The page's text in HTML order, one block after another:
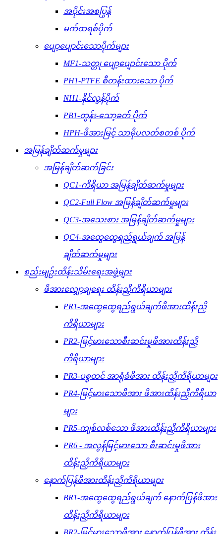
အပိုင်းအစပြွန်
မက်ထရစ်ပိုက်
ပျော့ပျောင်းသောပိုက်များ
MF1-သတ္တု ပျော့ပျောင်းသော ပိုက်
PH1-PTFE စီတန်းထားသော ပိုက်
NH1-နိုင်လွန်ပိုက်
PB1-တွန်း-သော့ခတ် ပိုက်
HPH-ဖိအားမြင့် သာမိုပလတ်စတစ် ပိုက်
အမြန်ချိတ်ဆက်မှုများ
အမြန်ချိတ်ဆက်ခြင်း
QC1-ကိရိယာ အမြန်ချိတ်ဆက်မှုများ
QC2-Full Flow အမြန်ချိတ်ဆက်မှုများ
QC3-အသေးစား အမြန်ချိတ်ဆက်မှုများ
QC4-အထွေထွေရည်ရွယ်ချက် အမြန်
ချိတ်ဆက်မှုများ
စည်းမျဉ်းထိန်းသိမ်းရေးအဖွဲ့များ
ဖိအားလျှော့ချရေး ထိန်းညှိကိရိယာများ
PR1-အထွေထွေရည်ရွယ်ချက်ဖိအားထိန်းညှိ
ကိရိယာများ
PR2-မြင့်မားသောစီးဆင်းမှုဖိအားထိန်းညှိ
ကိရိယာများ
PR3-ပစ္စတင် အာရုံခံဖိအား ထိန်းညှိကိရိယာများ
PR4-မြင့်မားသောဖိအား ဖိအားထိန်းညှိကိရိယာ
များ
PR5-ကျစ်လစ်သော ဖိအားထိန်းညှိကိရိယာများ
PR6 - အလွန်မြင့်မားသော စီးဆင်းမှုဖိအား
ထိန်းညှိကိရိယာများ
နောက်ပြန်ဖိအားထိန်းညှိကိရိယာများ
BR1-အထွေထွေရည်ရွယ်ချက် နောက်ပြန်ဖိအား
ထိန်းညှိကိရိယာများ
BR2-မြင့်မားသောဖိအား နောက်ပြန်ဖိအား ထိန်း